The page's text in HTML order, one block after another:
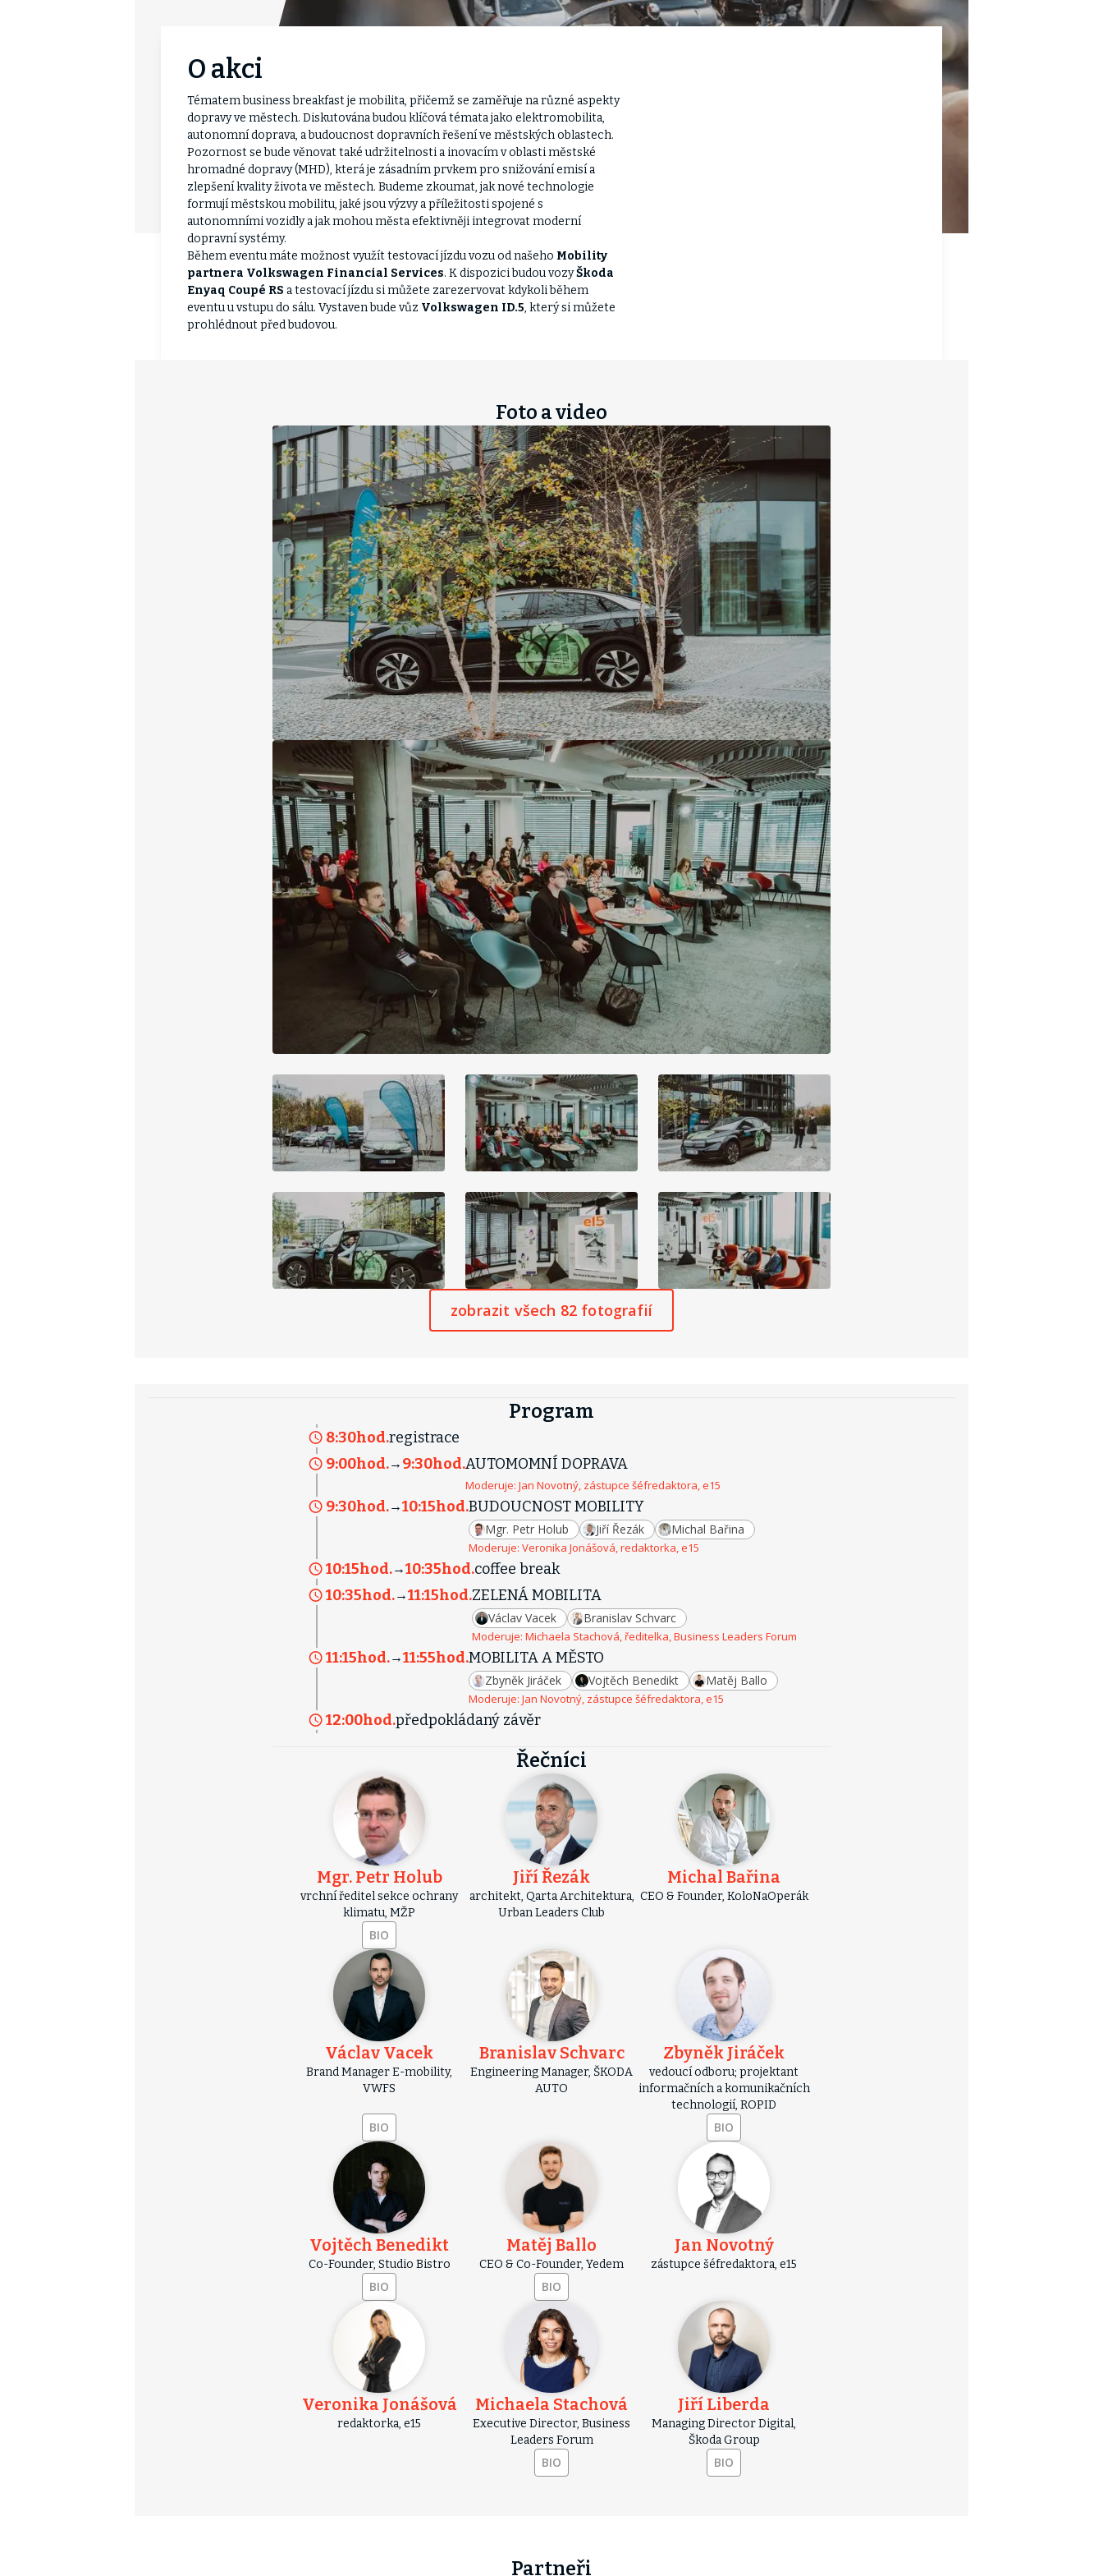
O akci
Tématem business breakfast je mobilita, přičemž se zaměřuje na různé aspekty
dopravy ve městech. Diskutována budou klíčová témata jako elektromobilita,
autonomní doprava, a budoucnost dopravních řešení ve městských oblastech.
Pozornost se bude věnovat také udržitelnosti a inovacím v oblasti městské
hromadné dopravy (MHD), která je zásadním prvkem pro snižování emisí a
zlepšení kvality života ve městech. Budeme zkoumat, jak nové technologie
formují městskou mobilitu, jaké jsou výzvy a příležitosti spojené s
autonomními vozidly a jak mohou města efektivněji integrovat moderní
dopravní systémy.
Během eventu máte možnost využít testovací jízdu vozu od našeho Mobility
partnera Volkswagen Financial Services. K dispozici budou vozyŠkoda
Enyaq Coupé RS a testovací jízdu si můžete zarezervovat kdykoli během
eventu u vstupu do sálu. Vystaven bude vůz Volkswagen ID.5, který si můžete
prohlédnout před budovou.
Foto a video
zobrazit všech 82 fotografií
Program
8:30hod.registrace
9:00hod.→ 9:30hod.AUTOMOMNÍ DOPRAVA
Moderuje: Jan Novotný, zástupce šéfredaktora, e15
9:30hod.→10:15hod.BUDOUCNOST MOBILITY
Mgr. Petr Holub Jiří Řezák Michal Bařina
Moderuje: Veronika Jonášová, redaktorka, e15
10:15hod.→10:35hod.coffee break
10:35hod.→11:15hod.ZELENÁ MOBILITA
Václav Vacek Branislav Schvarc
Moderuje: Michaela Stachová, ředitelka, Business Leaders Forum
11:15hod.→11:55hod.MOBILITA A MĚSTO
Zbyněk Jiráček Vojtěch Benedikt Matěj Ballo
Moderuje: Jan Novotný, zástupce šéfredaktora, e15
12:00hod.předpokládaný závěr
Řečníci
Mgr. Petr Holub
vrchní ředitel sekce ochrany
klimatu, MŽP
BIO
Jiří Řezák
architekt, Qarta Architektura,
Urban Leaders Club
Michal Bařina
CEO & Founder, KoloNaOperák
Václav Vacek
Brand Manager E-mobility,
VWFS
BIO
Branislav Schvarc
Engineering Manager, ŠKODA
AUTO
Zbyněk Jiráček
vedoucí odboru; projektant
informačních a komunikačních
technologií, ROPID
BIO
Vojtěch Benedikt
Co-Founder, Studio Bistro
BIO
Matěj Ballo
CEO & Co-Founder, Yedem
BIO
Jan Novotný
zástupce šéfredaktora, e15
Veronika Jonášová
redaktorka, e15
Michaela Stachová
Executive Director, Business
Leaders Forum
BIO
Jiří Liberda
Managing Director Digital,
Škoda Group
BIO
Partneři